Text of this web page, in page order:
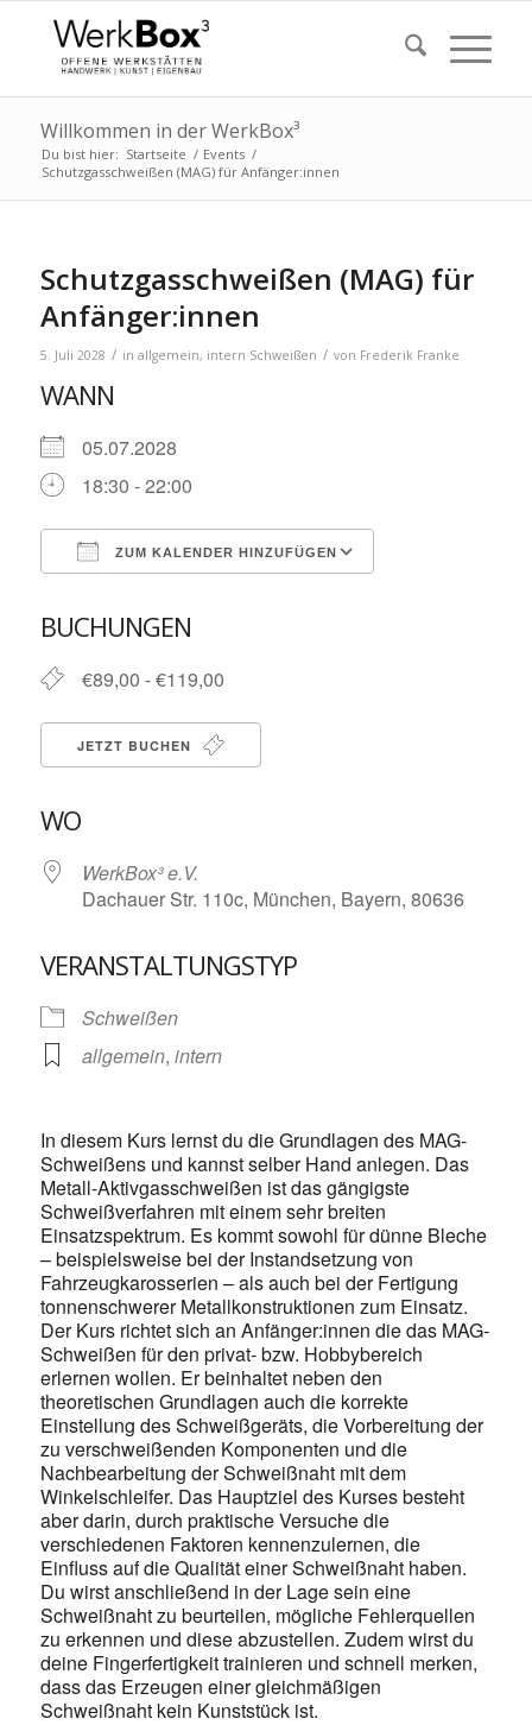
Willkommen in der WerkBox³
Du bist hier: Startseite / Events /
Schutzgasschweißen (MAG) für Anfänger:innen
Schutzgasschweißen (MAG) für
Anfänger:innen
5. Juli 2028 / in allgemein, intern Schweißen / von Frederik Franke
WANN
05.07.2028
18:30 - 22:00
ZUM KALENDER HINZUFÜGEN
BUCHUNGEN
€89,00 - €119,00
JETZT BUCHEN
WO
WerkBox³ e.V.
Dachauer Str. 110c, München, Bayern, 80636
VERANSTALTUNGSTYP
Schweißen
allgemein, intern
In diesem Kurs lernst du die Grundlagen des MAG-
Schweißens und kannst selber Hand anlegen. Das
Metall-Aktivgasschweißen ist das gängigste
Schweißverfahren mit einem sehr breiten
Einsatzspektrum. Es kommt sowohl für dünne Bleche
– beispielsweise bei der Instandsetzung von
Fahrzeugkarosserien – als auch bei der Fertigung
tonnenschwerer Metallkonstruktionen zum Einsatz.
Der Kurs richtet sich an Anfänger:innen die das MAG-
Schweißen für den privat- bzw. Hobbybereich
erlernen wollen. Er beinhaltet neben den
theoretischen Grundlagen auch die korrekte
Einstellung des Schweißgeräts, die Vorbereitung der
zu verschweißenden Komponenten und die
Nachbearbeitung der Schweißnaht mit dem
Winkelschleifer. Das Hauptziel des Kurses besteht
aber darin, durch praktische Versuche die
verschiedenen Faktoren kennenzulernen, die
Einfluss auf die Qualität einer Schweißnaht haben.
Du wirst anschließend in der Lage sein eine
Schweißnaht zu beurteilen, mögliche Fehlerquellen
zu erkennen und diese abzustellen. Zudem wirst du
deine Fingerfertigkeit trainieren und schnell merken,
dass das Erzeugen einer gleichmäßigen
Schweißnaht kein Kunststück ist.